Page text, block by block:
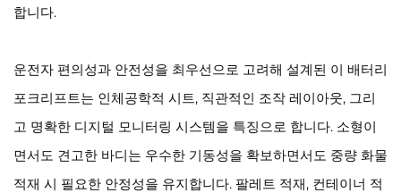
합니다.
운전자 편의성과 안전성을 최우선으로 고려해 설계된 이 배터리
포크리프트는 인체공학적 시트, 직관적인 조작 레이아웃, 그리
고 명확한 디지털 모니터링 시스템을 특징으로 합니다. 소형이
면서도 견고한 바디는 우수한 기동성을 확보하면서도 중량 화물
적재 시 필요한 안정성을 유지합니다. 팔레트 적재, 컨테이너 적